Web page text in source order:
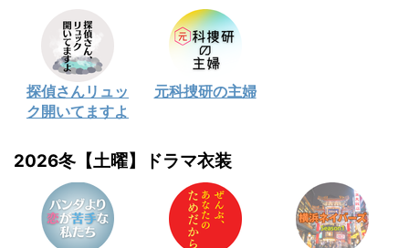
探偵さんリュッ
ク開いてますよ
元科捜研の主婦
2026冬【土曜】ドラマ衣装